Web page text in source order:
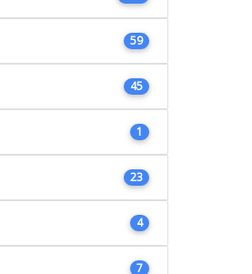
59
45
1
23
4
7